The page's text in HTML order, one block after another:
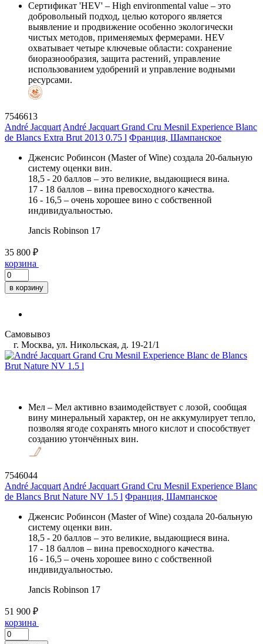
Сертификат 'HEV' – High environmental value – это
добровольный подход, целью которого является
выявление и продвижение особенно экологически
чистых методов, применяемых фермерами. HEV
охватывает четыре ключевые области: сохранение
биоразнообразия, защита растений, управление
использованием удобрений и управление водными
ресурсами.
7546613
André Jacquart André Jacquart Grand Cru Mesnil Experience Blanc
de Blancs Extra Brut 2013 0.75 l Франция, Шампанское
Дженсис Робинсон (Master of Wine) создала 20-бальную
систему оценки вин.
18,5 - 20 баллов – это великие, выдающиеся вина.
17 - 18 баллов – вина превосходного качества.
16 - 16,5 – очень хорошее вино с собственной
индивидуальностью.
Jancis Robinson 17
35 800 ₽
корзина
в корзину
Самовывоз
г. Москва, ул. Никольская, д. 19-21/1
Мел – Мел активно взаимодействует с лозой, сообщая
вину минеральный характер, он не аккумулирует тепло,
позволяя ягоде сохранять много кислот и способствует
созданию утончённых вин.
7546044
André Jacquart André Jacquart Grand Cru Mesnil Experience Blanc
de Blancs Brut Nature NV 1.5 l Франция, Шампанское
Дженсис Робинсон (Master of Wine) создала 20-бальную
систему оценки вин.
18,5 - 20 баллов – это великие, выдающиеся вина.
17 - 18 баллов – вина превосходного качества.
16 - 16,5 – очень хорошее вино с собственной
индивидуальностью.
Jancis Robinson 17
51 900 ₽
корзина